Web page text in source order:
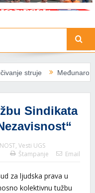
solidarnost
Sindikata
, Vesti UGS
Štampanje Email
za ljudska prava u
kolektivnu tužbu